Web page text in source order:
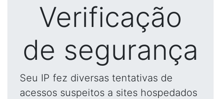
Verificação
de segurança
Seu IP fez diversas tentativas de
acessos suspeitos a sites hospedados